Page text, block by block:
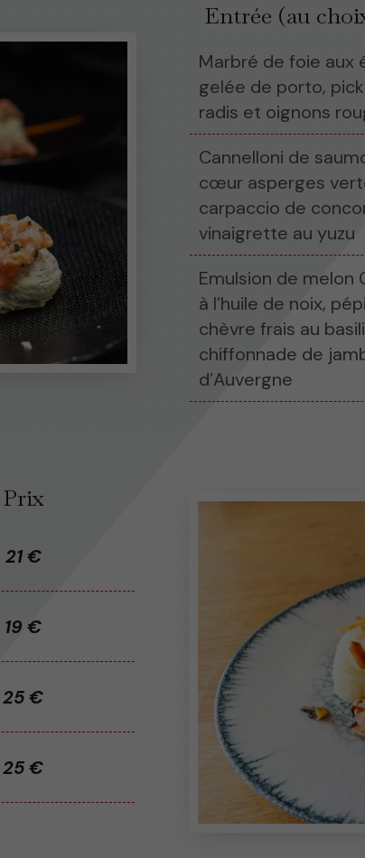
Entrée (au
Marbré de foie aux
gelée de porto,
radis et oignons
Cannelloni de
cœur asperges
carpaccio de
vinaigrette au yuzu
Emulsion de melon
à l’huile de noix,
chèvre frais au
chiffonnade de
d’Auvergne
Prix
21 €
19 €
25 €
25 €